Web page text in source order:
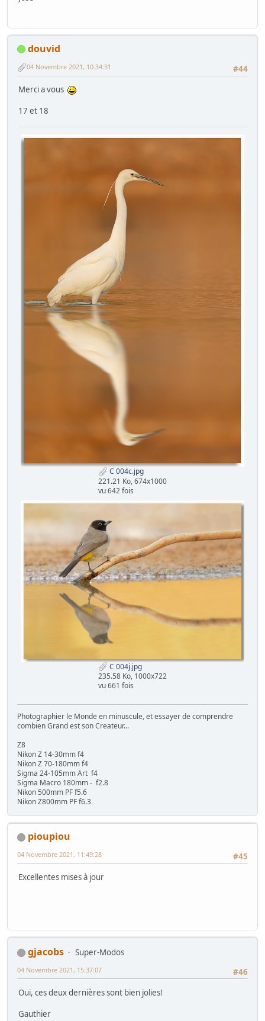
douvid
#44
04 Novembre 2021, 10:34:31
Merci a vous
17 et 18
C 004c.jpg
221.21 Ko, 674x1000
vu 642 fois
C 004j.jpg
235.58 Ko, 1000x722
vu 661 fois
Photographier le Monde en minuscule, et essayer de comprendre
combien Grand est son Createur...
Z8
Nikon Z 14-30mm f4
Nikon Z 70-180mm f4
Sigma 24-105mm Art f4
Sigma Macro 180mm - f2.8
Nikon 500mm PF f5.6
Nikon Z800mm PF f6.3
pioupiou
#45
04 Novembre 2021, 11:49:28
Excellentes mises à jour
gjacobs
Super-Modos
#46
04 Novembre 2021, 15:37:07
Oui, ces deux dernières sont bien jolies!
Gauthier